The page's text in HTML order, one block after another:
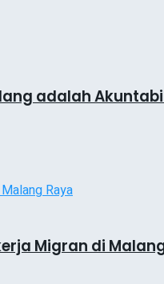
adalah
Migran di